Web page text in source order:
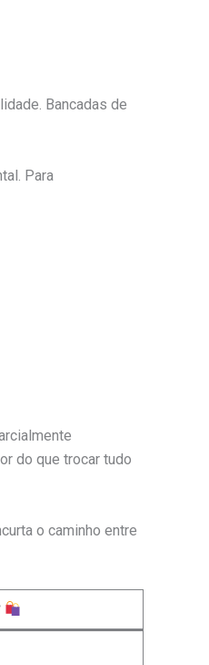
Bancadas de
Para
do que trocar tudo
o caminho entre